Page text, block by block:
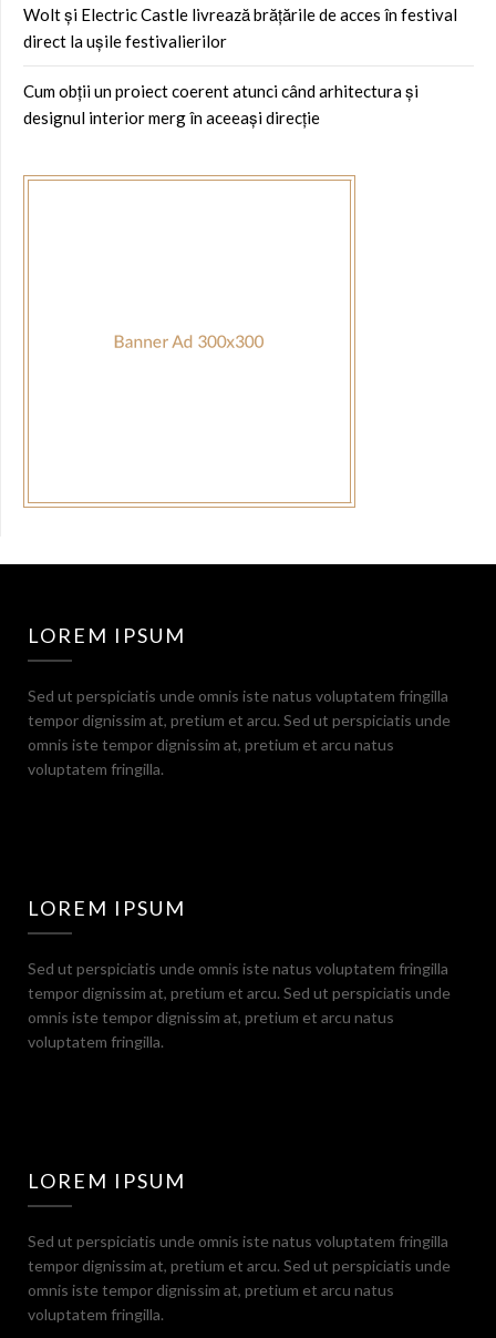
Wolt și Electric Castle livrează brățările de acces în festival
direct la ușile festivalierilor
Cum obții un proiect coerent atunci când arhitectura și
designul interior merg în aceeași direcție
LOREM IPSUM
Sed ut perspiciatis unde omnis iste natus voluptatem fringilla
tempor dignissim at, pretium et arcu. Sed ut perspiciatis unde
omnis iste tempor dignissim at, pretium et arcu natus
voluptatem fringilla.
LOREM IPSUM
Sed ut perspiciatis unde omnis iste natus voluptatem fringilla
tempor dignissim at, pretium et arcu. Sed ut perspiciatis unde
omnis iste tempor dignissim at, pretium et arcu natus
voluptatem fringilla.
LOREM IPSUM
Sed ut perspiciatis unde omnis iste natus voluptatem fringilla
tempor dignissim at, pretium et arcu. Sed ut perspiciatis unde
omnis iste tempor dignissim at, pretium et arcu natus
voluptatem fringilla.